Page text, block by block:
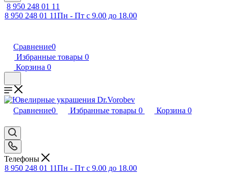
8 950 248 01 11
8 950 248 01 11Пн - Пт с 9.00 до 18.00
Сравнение0
Избранные товары 0
Корзина 0
Сравнение0 Избранные товары 0 Корзина 0
Телефоны
8 950 248 01 11Пн - Пт с 9.00 до 18.00